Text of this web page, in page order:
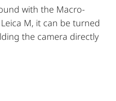
with the Macro-
M, it can be turned
the camera directly